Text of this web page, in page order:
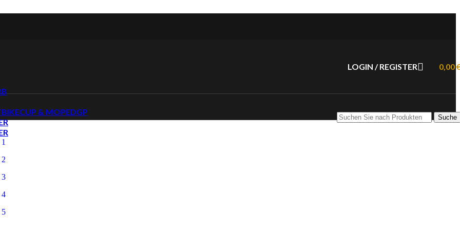
LOGIN / REGISTER 0,00
& MOPEDGP
Suche